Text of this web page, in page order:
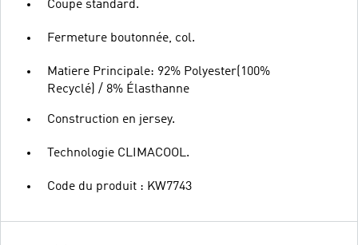
Coupe standard.
Fermeture boutonnée, col.
Matiere Principale: 92% Polyester(100%
Recyclé) / 8% Élasthanne
Construction en jersey.
Technologie CLIMACOOL.
Code du produit : KW7743